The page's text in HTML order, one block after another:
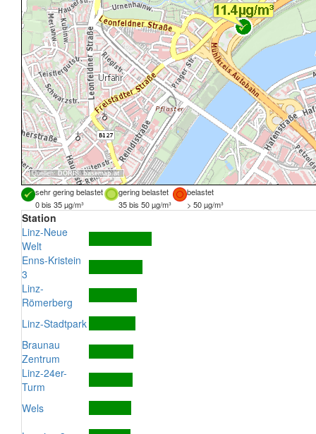
Quellen: DORIS,basemap.at
sehr gering belastet gering belastet
belastet
0 bis 35 µg/m³
35 bis 50 µg/m³ > 50 µg/m³
Station
Linz-Neue
Welt
Enns-Kristein
3
Linz-
Römerberg
Linz-Stadtpark
Braunau
Zentrum
Linz-24er-
Turm
Wels